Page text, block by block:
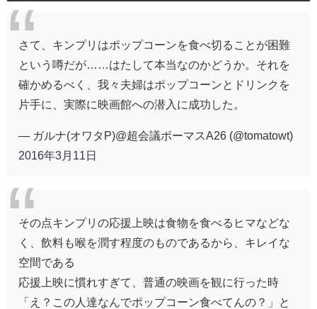
さて、キンプリはポップコーンを食べ切ることが困難
という噂だが……はたして本当なのかどうか。それを
確かめるべく、我々夫婦はポップコーンとドリンクを
片手に、実際に映画館への潜入に成功した。
— ガルナ(オワタP)@超会議ボーマスA26 (@tomatowt)
2016年3月11日
その点キンプリの応援上映は食物を食べるヒマなどな
く、飲料も喉を潤す程度のものであるから、キレイな
空間である
応援上映に慣れすぎて、普通の映画を観に行った時
「え？この人達なんでポップコーン食べてんの？」と